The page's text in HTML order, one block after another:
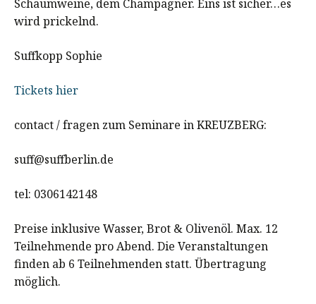
Schaumweine, dem Champagner. Eins ist sicher…es
wird prickelnd.
Suffkopp Sophie
Tickets hier
contact / fragen zum Seminare in KREUZBERG:
suff@suffberlin.de
tel: 0306142148
Preise inklusive Wasser, Brot & Olivenöl. Max. 12
Teilnehmende pro Abend. Die Veranstaltungen
finden ab 6 Teilnehmenden statt. Übertragung
möglich.